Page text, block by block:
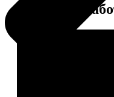
Примеры